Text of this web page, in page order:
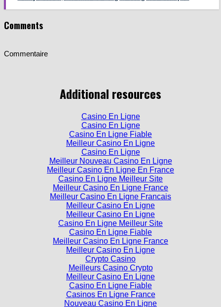
Baby Driver, un film de Edgar Wright : Critique
Casino En Ligne
Casino En Ligne
Casino En Ligne Fiable
Meilleur Casino En Ligne
Casino En Ligne
Meilleur Nouveau Casino En Ligne
Meilleur Casino En Ligne En France
Casino En Ligne Meilleur Site
Meilleur Casino En Ligne France
Meilleur Casino En Ligne Francais
Meilleur Casino En Ligne
Meilleur Casino En Ligne
Casino En Ligne Meilleur Site
Casino En Ligne Fiable
Meilleur Casino En Ligne France
Meilleur Casino En Ligne
Crypto Casino
Meilleurs Casino Crypto
Meilleur Casino En Ligne
Casino En Ligne Fiable